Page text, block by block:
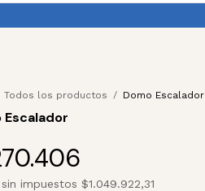
Todos los productos / Domo Escalador
Escalador
impuestos $1.049.922,31